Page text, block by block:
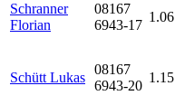
Schranner
Florian
08167
6943-17
1.06
Schütt Lukas
08167
6943-20
1.15